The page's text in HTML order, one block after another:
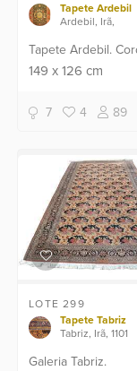
Tapete Ardebil
Ardebil, Irã,
Tapete Ardebil.
com defeito.
149x 126cm
7 4 89
LOTE 299
Tapete Tabriz
Tabriz, Irã, 1101
Galeria Tabriz.